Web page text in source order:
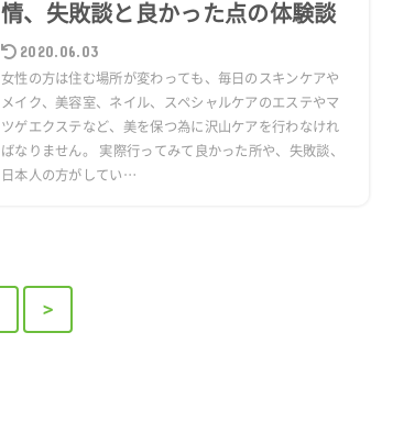
情、失敗談と良かった点の体験談
2020.06.03
女性の方は住む場所が変わっても、毎日のスキンケアや
メイク、美容室、ネイル、スペシャルケアのエステやマ
ツゲエクステなど、美を保つ為に沢山ケアを行わなけれ
ばなりません。 実際行ってみて良かった所や、失敗談、
日本人の方がしてい…
>